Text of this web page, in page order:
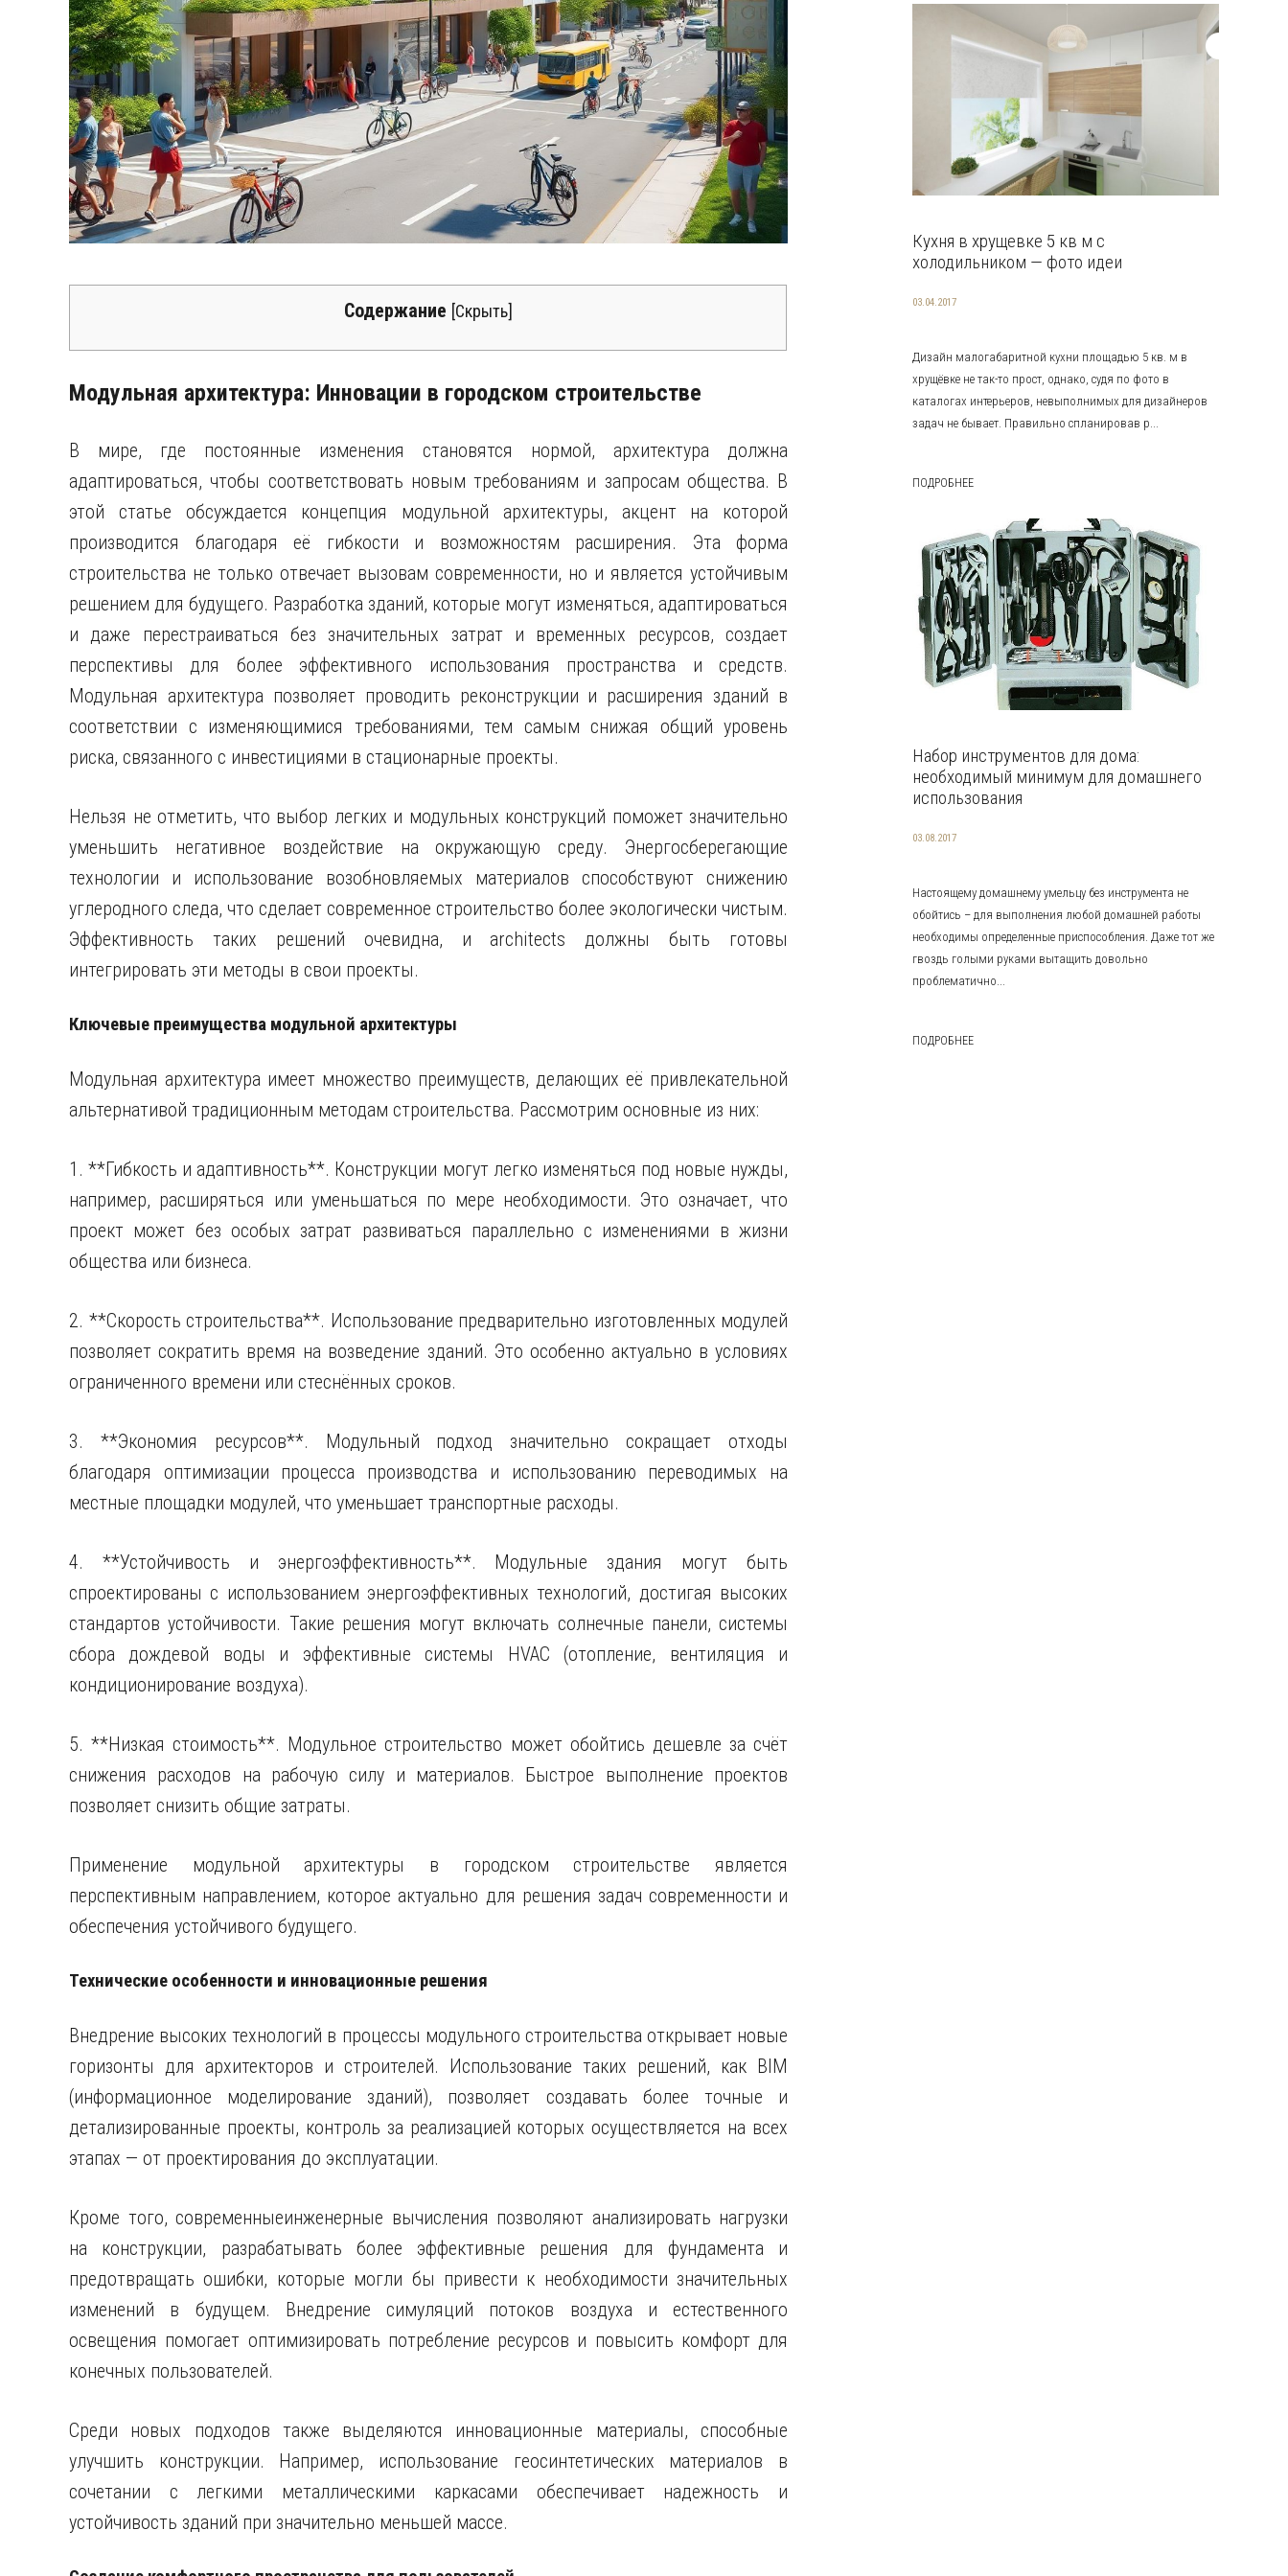
Содержание [Скрыть]
Модульная архитектура: Инновации в городском строительстве
В мире, где постоянные изменения становятся нормой, архитектура должна
адаптироваться, чтобы соответствовать новым требованиям и запросам общества. В
этой статье обсуждается концепция модульной архитектуры, акцент на которой
производится благодаря её гибкости и возможностям расширения. Эта форма
строительства не только отвечает вызовам современности, но и является устойчивым
решением для будущего. Разработка зданий, которые могут изменяться, адаптироваться
и даже перестраиваться без значительных затрат и временных ресурсов, создает
перспективы для более эффективного использования пространства и средств.
Модульная архитектура позволяет проводить реконструкции и расширения зданий в
соответствии с изменяющимися требованиями, тем самым снижая общий уровень
риска, связанного с инвестициями в стационарные проекты.
Нельзя не отметить, что выбор легких и модульных конструкций поможет значительно
уменьшить негативное воздействие на окружающую среду. Энергосберегающие
технологии и использование возобновляемых материалов способствуют снижению
углеродного следа, что сделает современное строительство более экологически чистым.
Эффективность таких решений очевидна, и architects должны быть готовы
интегрировать эти методы в свои проекты.
Ключевые преимущества модульной архитектуры
Модульная архитектура имеет множество преимуществ, делающих её привлекательной
альтернативой традиционным методам строительства. Рассмотрим основные из них:
1. **Гибкость и адаптивность**. Конструкции могут легко изменяться под новые нужды,
например, расширяться или уменьшаться по мере необходимости. Это означает, что
проект может без особых затрат развиваться параллельно с изменениями в жизни
общества или бизнеса.
2. **Скорость строительства**. Использование предварительно изготовленных модулей
позволяет сократить время на возведение зданий. Это особенно актуально в условиях
ограниченного времени или стеснённых сроков.
3. **Экономия ресурсов**. Модульный подход значительно сокращает отходы
благодаря оптимизации процесса производства и использованию переводимых на
местные площадки модулей, что уменьшает транспортные расходы.
4. **Устойчивость и энергоэффективность**. Модульные здания могут быть
спроектированы с использованием энергоэффективных технологий, достигая высоких
стандартов устойчивости. Такие решения могут включать солнечные панели, системы
сбора дождевой воды и эффективные системы HVAC (отопление, вентиляция и
кондиционирование воздуха).
5. **Низкая стоимость**. Модульное строительство может обойтись дешевле за счёт
снижения расходов на рабочую силу и материалов. Быстрое выполнение проектов
позволяет снизить общие затраты.
Применение модульной архитектуры в городском строительстве является
перспективным направлением, которое актуально для решения задач современности и
обеспечения устойчивого будущего.
Технические особенности и инновационные решения
Внедрение высоких технологий в процессы модульного строительства открывает новые
горизонты для архитекторов и строителей. Использование таких решений, как BIM
(информационное моделирование зданий), позволяет создавать более точные и
детализированные проекты, контроль за реализацией которых осуществляется на всех
этапах — от проектирования до эксплуатации.
Кроме того, современныеинженерные вычисления позволяют анализировать нагрузки
на конструкции, разрабатывать более эффективные решения для фундамента и
предотвращать ошибки, которые могли бы привести к необходимости значительных
изменений в будущем. Внедрение симуляций потоков воздуха и естественного
освещения помогает оптимизировать потребление ресурсов и повысить комфорт для
конечных пользователей.
Среди новых подходов также выделяются инновационные материалы, способные
улучшить конструкции. Например, использование геосинтетических материалов в
сочетании с легкими металлическими каркасами обеспечивает надежность и
устойчивость зданий при значительно меньшей массе.
Кухня в хрущевке 5 кв м с
холодильником — фото идеи
03.04.2017
Дизайн малогабаритной кухни площадью 5 кв. м в
хрущёвке не так-то прост, однако, судя по фото в
каталогах интерьеров, невыполнимых для дизайнеров
задач не бывает. Правильно спланировав р...
ПОДРОБНЕЕ
Набор инструментов для дома:
необходимый минимум для домашнего
использования
03.08.2017
Настоящему домашнему умельцу без инструмента не
обойтись – для выполнения любой домашней работы
необходимы определенные приспособления. Даже тот же
гвоздь голыми руками вытащить довольно
проблематично...
ПОДРОБНЕЕ